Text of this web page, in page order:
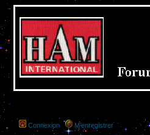
Connexion M’enregistrer